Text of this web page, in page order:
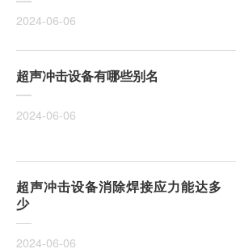
2024-06-06
超声冲击设备有哪些别名
2024-06-06
超声冲击设备消除焊接应力能达多
少
2024-06-06